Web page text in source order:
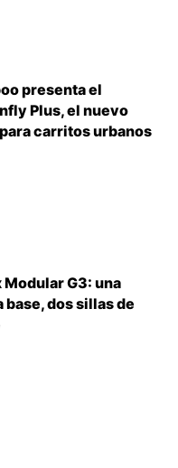
presenta el
Plus, el nuevo
carritos urbanos
Modular G3: una
base, dos sillas de